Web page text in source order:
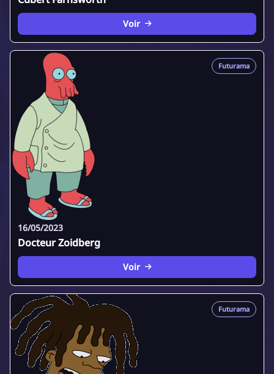
Voir
Futurama
16/05/2023
Docteur Zoidberg
Voir
Futurama